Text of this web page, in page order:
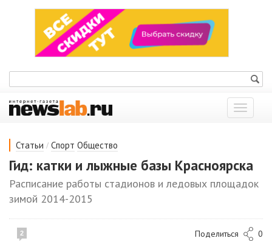
Показать
меню
Статьи / Спорт Общество
Гид: катки и лыжные базы Красноярска
Расписание работы стадионов и ледовых площадок
зимой 2014-2015
2 Поделиться 0